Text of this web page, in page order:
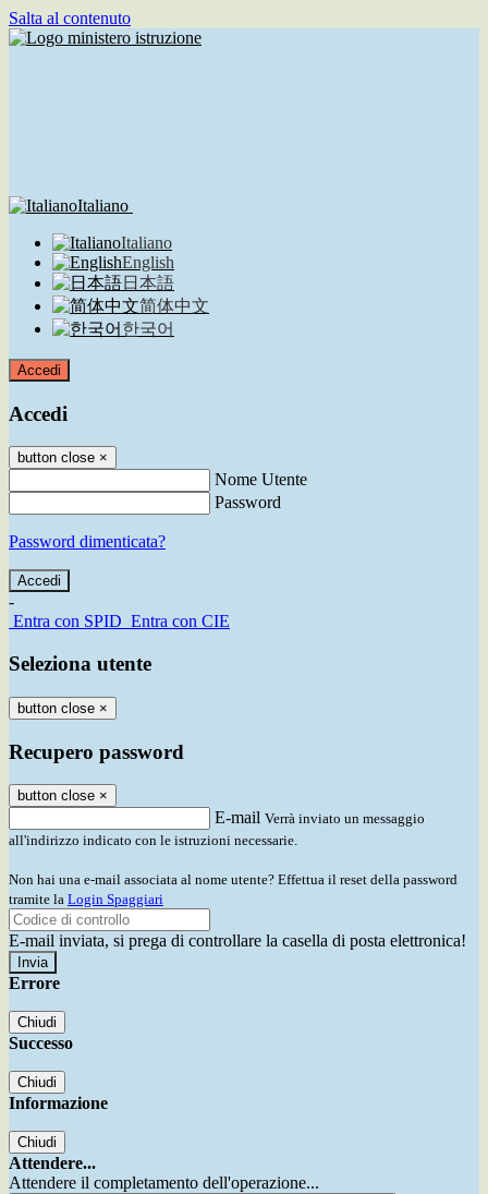
Salta al contenuto
Italiano
Italiano
English
日本語
简体中文
한국어
Accedi
Accedi
button close ×
Nome Utente
Password
Password dimenticata?
-
Entra con SPID Entra con CIE
Seleziona utente
button close ×
Recupero password
button close ×
E-mail Verrà inviato un messaggio
all'indirizzo indicato con le istruzioni necessarie.
Non hai una e-mail associata al nome utente? Effettua il reset della password
tramite la Login Spaggiari
E-mail inviata, si prega di controllare la casella di posta elettronica!
Errore
Chiudi
Successo
Chiudi
Informazione
Chiudi
Attendere...
Attendere il completamento dell'operazione...